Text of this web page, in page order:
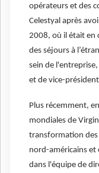
opérateurs et des
Celestyal après
2008, où il était en
des séjours à
sein de
et de vice-
Plus récemment,
mondiales de
transformation des
nord-américains et
dans l'équipe de